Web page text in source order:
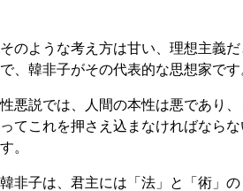
そのような考え方は甘い、理想主義
で、韓非子がその代表的な思想家です
性悪説では、人間の本性は悪であり
ってこれを押さえ込まなければなら
す。
韓非子は、君主には「法」と「術」